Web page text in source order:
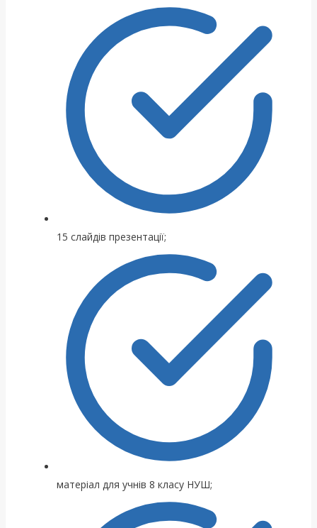
15 слайдів презентації;
матеріал для учнів 8 класу НУШ;